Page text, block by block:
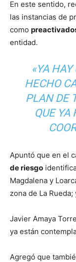
En este sentido,
las instancias de
como
entidad.
«YA
HECHO
PLAN DE
QUE YA
Apuntó que en el
de riesgo
Magdalena y
zona de La
Javier Amaya
ya están
Agregó que